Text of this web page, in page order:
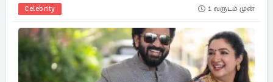
Celebrity 1 வருடம் முன்